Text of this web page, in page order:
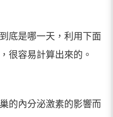
底是哪一天，利用下面
很容易計算出來的。
的內分泌激素的影響而